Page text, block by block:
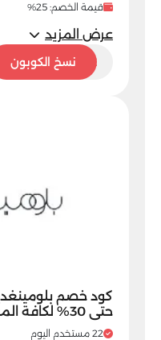
قيمة الخصم: 25%
عرض المزيد
BL32نسخ الكوبون
كود خصم
حتى 30% لكافة المستخدمين
22 مستخدم اليوم